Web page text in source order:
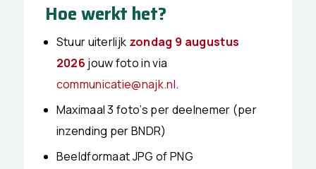
Hoe werkt het?
Stuur uiterlijk zondag 9 augustus
2026 jouw foto in via
communicatie@najk.nl.
Maximaal 3 foto’s per deelnemer (per
inzending per BNDR)
Beeldformaat JPG of PNG